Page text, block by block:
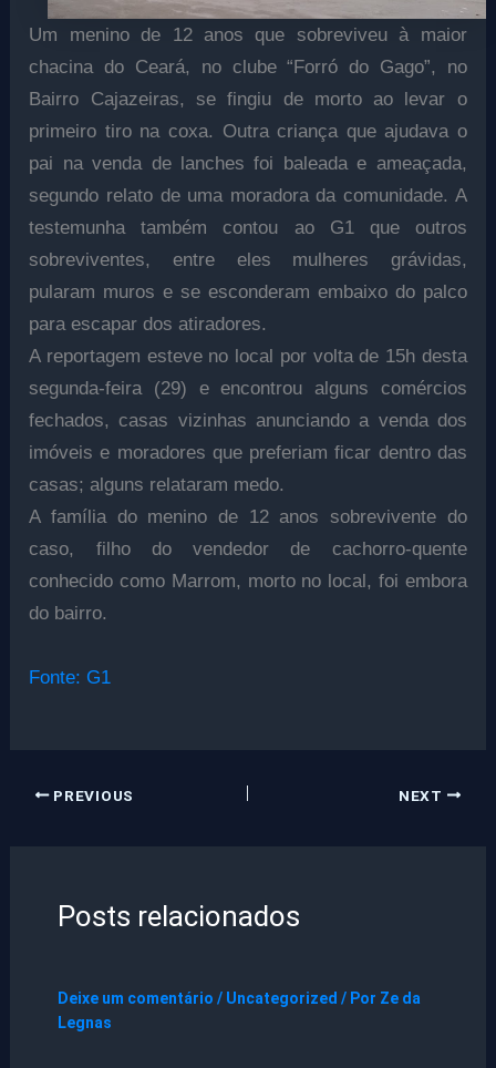
Um menino de 12 anos que sobreviveu à maior
chacina do Ceará, no clube “Forró do Gago”, no
Bairro Cajazeiras, se fingiu de morto ao levar o
primeiro tiro na coxa. Outra criança que ajudava o
pai na venda de lanches foi baleada e ameaçada,
segundo relato de uma moradora da comunidade. A
testemunha também contou ao G1 que outros
sobreviventes, entre eles mulheres grávidas,
pularam muros e se esconderam embaixo do palco
para escapar dos atiradores.
A reportagem esteve no local por volta de 15h desta
segunda-feira (29) e encontrou alguns comércios
fechados, casas vizinhas anunciando a venda dos
imóveis e moradores que preferiam ficar dentro das
casas; alguns relataram medo.
A família do menino de 12 anos sobrevivente do
caso, filho do vendedor de cachorro-quente
conhecido como Marrom, morto no local, foi embora
do bairro.
Fonte: G1
PREVIOUS NEXT
Posts relacionados
Deixe um comentário / Uncategorized / Por Ze da
Legnas